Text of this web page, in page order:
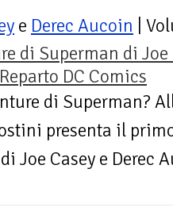
e Derec Aucoin |
di Superman di
Reparto DC Comics
di Superman?
presenta il
Joe Casey e Derec